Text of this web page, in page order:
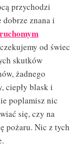
przychodzi
dobrze znana i
od świec
skutków
żadnego
ciepły blask i
poplamisz nic
się, czy na
pożaru. Nic z tych